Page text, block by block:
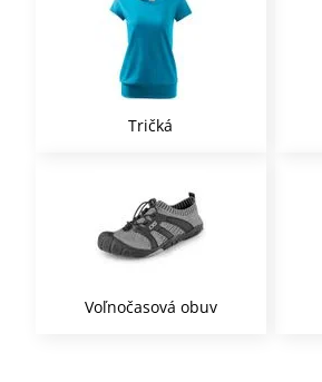
Tričká
Voľnočasová obuv